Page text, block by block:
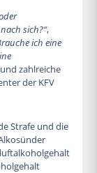
sich?“,
ich eine
zahlreiche
der KFV
Strafe und die